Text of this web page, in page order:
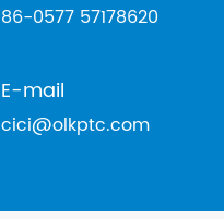
86-0577 57178620
E-mail
cici@olkptc.com